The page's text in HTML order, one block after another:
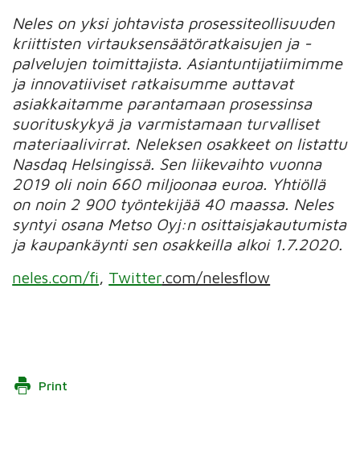
Neles on yksi johtavista prosessiteollisuuden
kriittisten virtauksensäätöratkaisujen ja -
palvelujen toimittajista. Asiantuntijatiimimme
ja innovatiiviset ratkaisumme auttavat
asiakkaitamme parantamaan prosessinsa
suorituskykyä ja varmistamaan turvalliset
materiaalivirrat. Neleksen osakkeet on listattu
Nasdaq Helsingissä. Sen liikevaihto vuonna
2019 oli noin 660 miljoonaa euroa. Yhtiöllä
on noin 2 900 työntekijää 40 maassa. Neles
syntyi osana Metso Oyj:n osittaisjakautumista
ja kaupankäynti sen osakkeilla alkoi 1.7.2020.
neles.com/fi
Twitter .com/nelesflow
Print